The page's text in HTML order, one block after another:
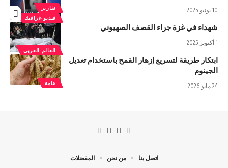
تقارير
فيديو غرافيك
10 يونيو 2025
العالم العربي
شهداء‌ في غزة جراء القصف الصهيوني
1 أكتوبر 2025
عامة
ابتكار طريقة لتسريع إزهار القمح باستخدام تعديل
الجينوم
24 مايو 2026
اتصل بنا من نحن المفضلات